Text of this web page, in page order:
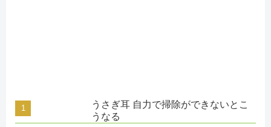
うさぎ耳 自力で掃除ができないとこ
うなる